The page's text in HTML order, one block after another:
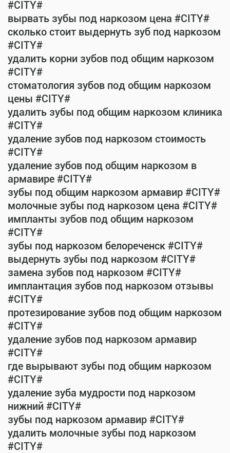
#CITY#
вырвать зубы под наркозом цена #CITY#
сколько стоит выдернуть зуб под наркозом
#CITY#
удалить корни зубов под общим наркозом
#CITY#
стоматология зубов под общим наркозом
цены #CITY#
удалить зубы под общим наркозом клиника
#CITY#
удаление зубов под наркозом стоимость
#CITY#
удаление зубов под общим наркозом в
армавире #CITY#
зубы под общим наркозом армавир #CITY#
молочные зубы под наркозом цена #CITY#
импланты зубов под общим наркозом
#CITY#
зубы под наркозом белореченск #CITY#
выдернуть зубы под наркозом #CITY#
замена зубов под наркозом #CITY#
имплантация зубов под наркозом отзывы
#CITY#
протезирование зубов под общим наркозом
#CITY#
удаление зубов под наркозом армавир
#CITY#
где вырывают зубы под общим наркозом
#CITY#
удаление зуба мудрости под наркозом
нижний #CITY#
зубы под наркозом армавир #CITY#
удалить молочные зубы под наркозом
#CITY#